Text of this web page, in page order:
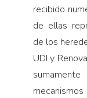
recibido
de ellas
de los
UDI y